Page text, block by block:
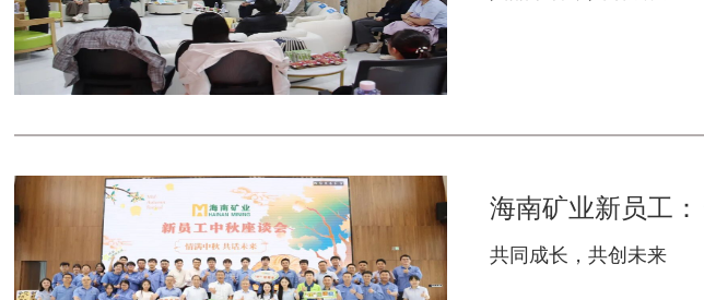
海南矿业新员工：
共同成长，共创未来